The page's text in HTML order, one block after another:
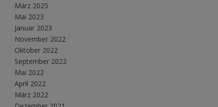
März 2025
Mai 2023
Januar 2023
November 2022
Oktober 2022
September 2022
Mai 2022
April 2022
März 2022